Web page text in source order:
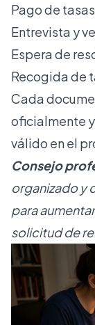
Pago de
Entrevista y
Espera de
Recogida de
Cada
oficialmente
válido en el
Consejo
organizado y
para
solicitud de